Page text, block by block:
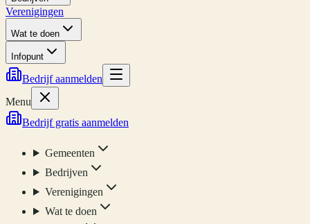
Verenigingen
Wat te doen
Infopunt
Bedrijf aanmelden
Menu
Bedrijf gratis aanmelden
Gemeenten
Bedrijven
Verenigingen
Wat te doen